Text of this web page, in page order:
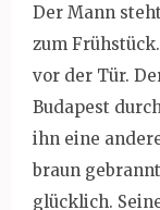
Der Mann
zum
vor der Tür.
Budapest
ihn eine
braun
glücklich.